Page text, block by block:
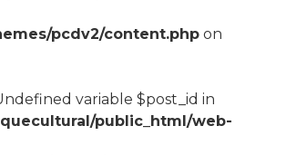
pcdv2/content.phpon
variable $post_id in
public_html/web-